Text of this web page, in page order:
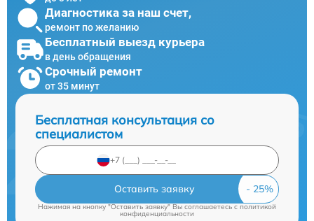
Диагностика за наш счет,
ремонт по желанию
Бесплатный выезд курьера
в день обращения
Срочный ремонт
от 35 минут
Бесплатная консультация со
специалистом
Оставить заявку
Нажимая на кнопку "Оставить заявку" Вы соглашаетесь cполитикой
конфиденциальности